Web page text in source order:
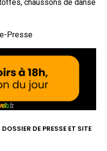
chaussons de danse
Presse
DE PRESSE ET SITE